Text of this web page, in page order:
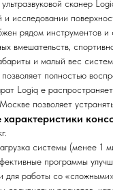
сканер
и исследовании
рядом инструментов и
вмешательств,
и малый вес
позволяет полностью
Logiq e
позволяет
системы (менее 1
программы
для работы со